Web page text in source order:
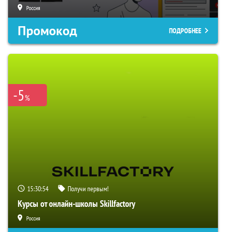
Россия
Промокод ПОДРОБНЕЕ
-5%
15:30:53 Получи первым!
Курсы от онлайн-школы Skillfactory
Россия